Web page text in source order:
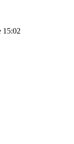
15:02